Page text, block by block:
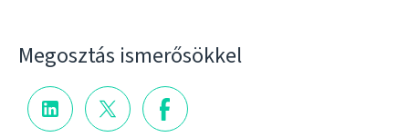
Megosztás ismerősökkel